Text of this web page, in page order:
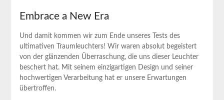
Embrace a New Era
Und damit kommen wir zum Ende unseres Tests des
ultimativen Traumleuchters! Wir waren absolut begeistert
von der glänzenden Überraschung, die ‌uns dieser Leuchter
beschert hat. Mit seinem einzigartigen⁢ Design und seiner
hochwertigen Verarbeitung hat er unsere Erwartungen
übertroffen.